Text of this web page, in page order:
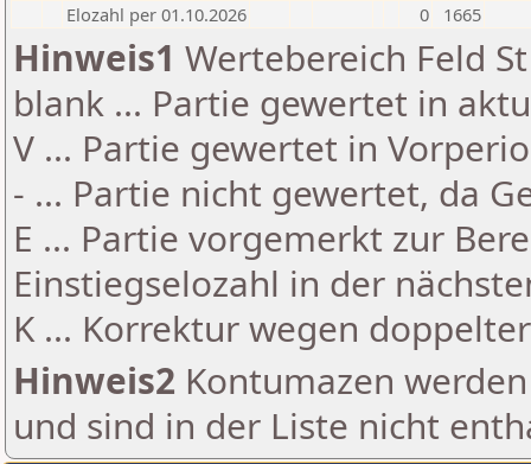
Elozahl per 01.10.2026
0 1665
Hinweis1 Wertebereich Feld
blank ... Partie gewertet in
V ... Partie gewertet in
- ... Partie nicht gewertet, da
E ... Partie vorgemerkt zur
Einstiegselozahl in der
K ... Korrektur wegen
Hinweis2 Kontumazen
und sind in der Liste nicht